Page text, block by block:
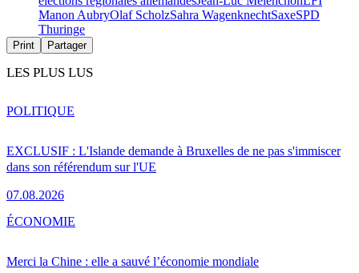
Manon AubryOlaf ScholzSahra WagenknechtSaxeSPD
Thuringe
Print Partager
LES PLUS LUS
EXCLUSIF : L'Islande demande à Bruxelles de ne pas s'immiscer
dans son référendum sur l'UE
07.08.2026
POLITIQUE
Merci la Chine : elle a sauvé l’économie mondiale
ÉCONOMIE